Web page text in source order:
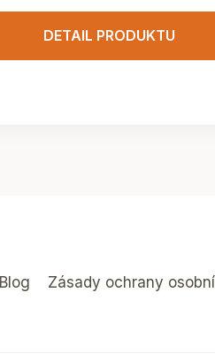
DETAIL PRODUKTU
Blog Zásady ochrany